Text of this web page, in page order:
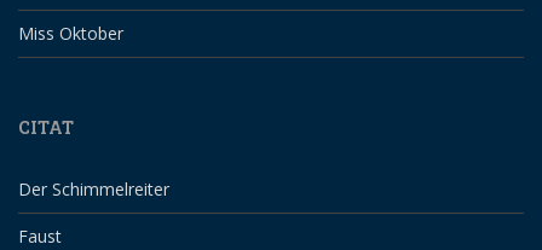
Miss Oktober
CITAT
Der Schimmelreiter
Faust